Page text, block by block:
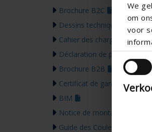
We
om
voor
Brochure B2C
Dessins techniques
Cahier des charges
Déclaration de performance
Brochure B2B
Certificat de garantie
BIM
Notice de montage
Guide des Couleurs 2026